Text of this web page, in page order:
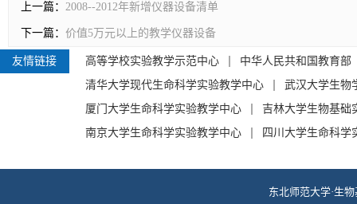
上一篇： 2008--2012年新增仪器设备清单
下一篇： 价值5万元以上的教学仪器设备
友情链接 高等学校实验教学示范中心
中华人民共和国教育部
清华大学现代生命科学实验教学中心
武汉大学生物
厦门大学生命科学实验教学中心
吉林大学生物基础
南京大学生命科学实验教学中心
四川大学生命科学
东北师范大学·生